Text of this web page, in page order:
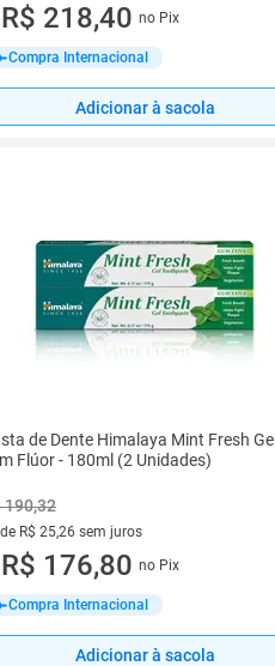
de R$ 31,20 sem juros
R$ 218,40 no Pix
Compra Internacional
Adicionar à sacola
de Dente Himalaya Mint Fresh Gel
Flúor - 180ml (2 Unidades)
190,32
R$ 25,26 sem juros
de R$ 25,26 sem juros
R$ 176,80 no Pix
Compra Internacional
Adicionar à sacola